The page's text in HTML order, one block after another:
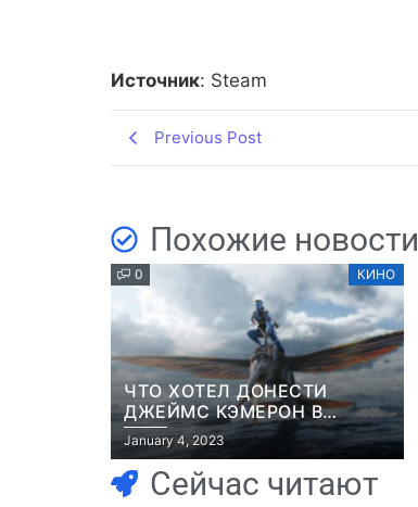
Источник: Steam
Previous Post
Похожие новости
0 КИНО
ЧТО ХОТЕЛ ДОНЕСТИ
ДЖЕЙМС КЭМЕРОН В
ФИЛЬМЕ “АВАТАР: ПУТЬ
ВОДЫ”
January 4, 2023
Сейчас читают